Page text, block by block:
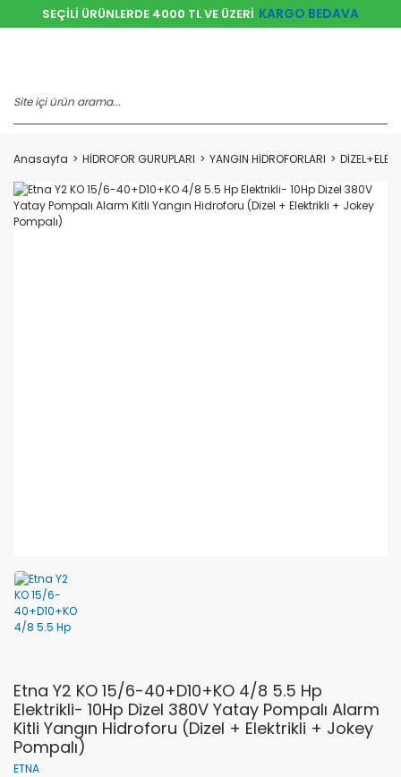
SEÇİLİ ÜRÜNLERDE 4000 TL VE ÜZERİ KARGO BEDAVA
Anasayfa HİDROFOR GURUPLARI YANGIN HİDROFORLARI
Etna Y2 KO 15/6-40+D10+KO 4/8 5.5 Hp
Elektrikli- 10Hp Dizel 380V Yatay Pompalı Alarm
Kitli Yangın Hidroforu (Dizel + Elektrikli + Jokey
Pompalı)
ETNA